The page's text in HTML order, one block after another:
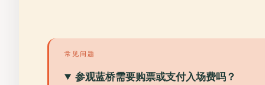
常见问题
参观蓝桥需要购票或支付入场费吗？